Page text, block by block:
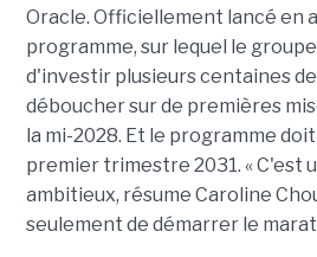
Oracle. Officiellement lancé en
programme, sur lequel le
d'investir plusieurs centaines
déboucher sur de premières
la mi-2028. Et le programme
premier trimestre 2031. « C'est
ambitieux, résume Caroline
seulement de démarrer le